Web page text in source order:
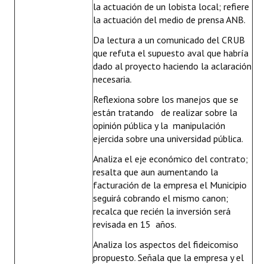
la actuación de un lobista local; refiere
la actuación del medio de prensa ANB.
Da lectura a un comunicado del CRUB
que refuta el supuesto aval que habría
dado al proyecto haciendo la aclaración
necesaria.
Reflexiona sobre los manejos que se
están tratando de realizar sobre la
opinión pública y la manipulación
ejercida sobre una universidad pública.
Analiza el eje económico del contrato;
resalta que aun aumentando la
facturación de la empresa el Municipio
seguirá cobrando el mismo canon;
recalca que recién la inversión será
revisada en 15 años.
Analiza los aspectos del fideicomiso
propuesto. Señala que la empresa y el